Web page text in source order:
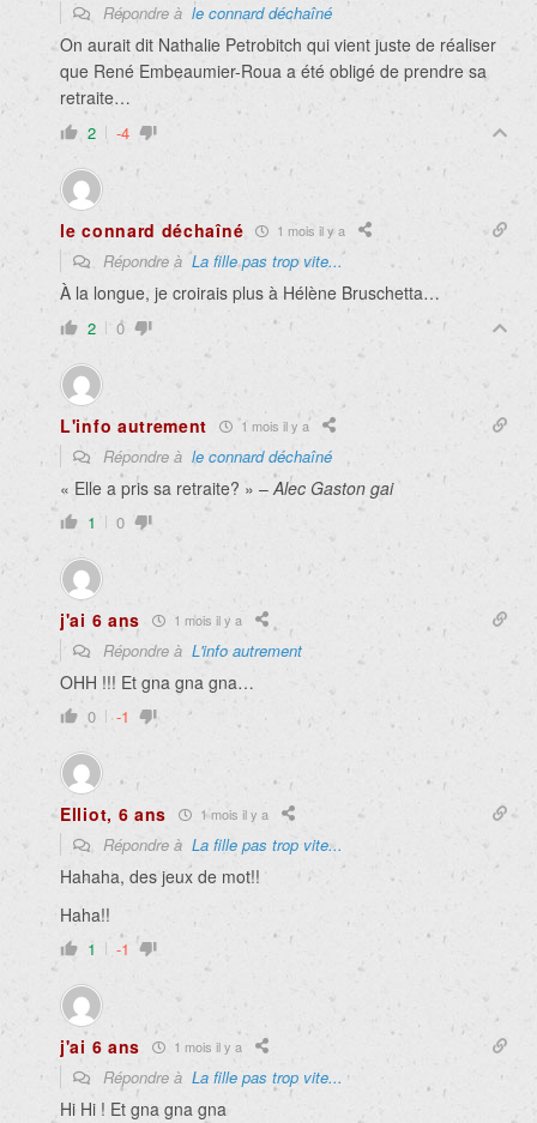
Répondre à le connard déchaîné
On aurait dit Nathalie Petrobitch qui vient juste de réaliser
que René Embeaumier-Roua a été obligé de prendre sa
retraite…
2 -4
le connard déchaîné 1 mois il y a
Répondre àLa fille pas trop vite...
À la longue, je croirais plus à Hélène Bruschetta…
2 0
L'info autrement 1 mois il y a
Répondre à le connard déchaîné
« Elle a pris sa retraite? » –Alec Gaston gai
1 0
j'ai 6 ans 1 mois il y a
Répondre à L'info autrement
OHH !!! Et gna gna gna…
0 -1
Elliot, 6 ans 1 mois il y a
Répondre à La fille pas trop vite...
Hahaha, des jeux de mot!!
Haha!!
1 -1
j'ai 6 ans 1 mois il y a
Répondre à La fille pas trop vite...
Hi Hi ! Et gna gna gna